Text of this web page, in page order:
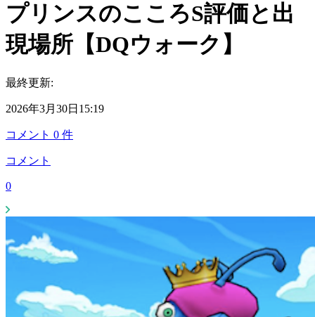
プリンスのこころS評価と出
現場所【DQウォーク】
最終更新:
2026年3月30日15:19
コメント 0 件
コメント
0